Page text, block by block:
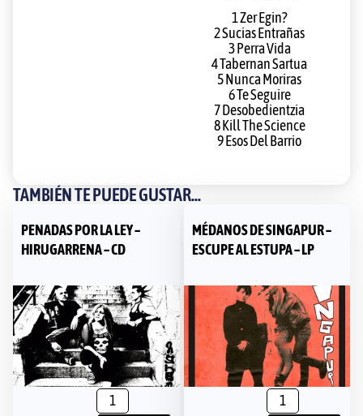
1 Zer Egin?
2 Sucias Entrañas
3 Perra Vida
4 Tabernan Sartua
5 Nunca Moriras
6 Te Seguire
7 Desobedientzia
8 Kill The Science
9 Esos Del Barrio
TAMBIÉN TE PUEDE GUSTAR...
PENADAS POR LA LEY –
HIRUGARRENA – CD
MÉDANOS DE SINGAPUR –
ESCUPE AL ESTUPA – LP